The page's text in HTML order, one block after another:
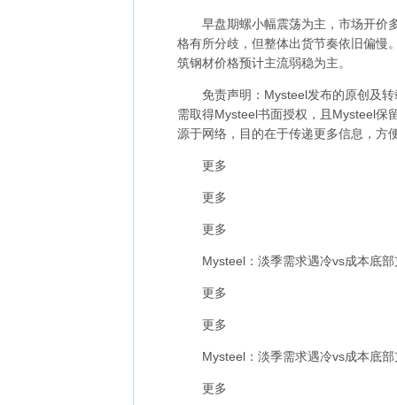
早盘期螺小幅震荡为主，市场开价多
格有所分歧，但整体出货节奏依旧偏慢
筑钢材价格预计主流弱稳为主。
免责声明：Mysteel发布的原创及转
需取得Mysteel书面授权，且Mysteel保
源于网络，目的在于传递更多信息，方
更多
更多
更多
Mysteel：淡季需求遇冷vs成本底
更多
更多
Mysteel：淡季需求遇冷vs成本底
更多